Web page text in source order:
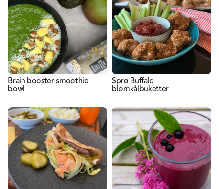
Brain booster smoothie
bowl
Sprø Buffalo
blomkålbuketter